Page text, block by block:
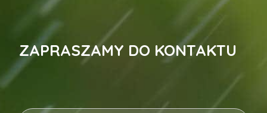
ZAPRASZAMY DO KONTAKTU